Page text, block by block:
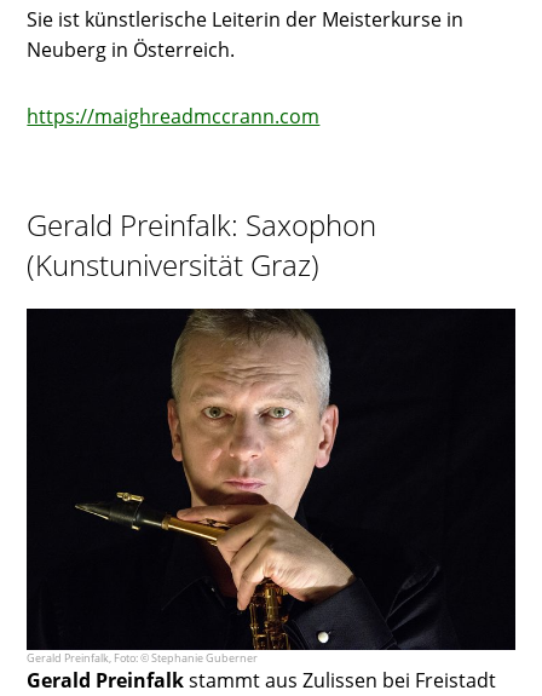
Sie ist künstlerische Leiterin der Meisterkurse in
Neuberg in Österreich.
https://maighreadmccrann.com
Gerald Preinfalk: Saxophon
(Kunstuniversität Graz)
Gerald Preinfalk, Foto: © Stephanie Guberner
Gerald Preinfalkstammt aus Zulissen bei Freistadt